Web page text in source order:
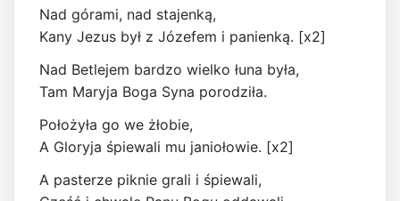
Nad górami, nad stajenką,
Kany Jezus był z Józefem i panienką. [x2]
Nad Betlejem bardzo wielko łuna była,
Tam Maryja Boga Syna porodziła.
Położyła go we żłobie,
A Gloryja śpiewali mu janiołowie. [x2]
A pasterze piknie grali i śpiewali,